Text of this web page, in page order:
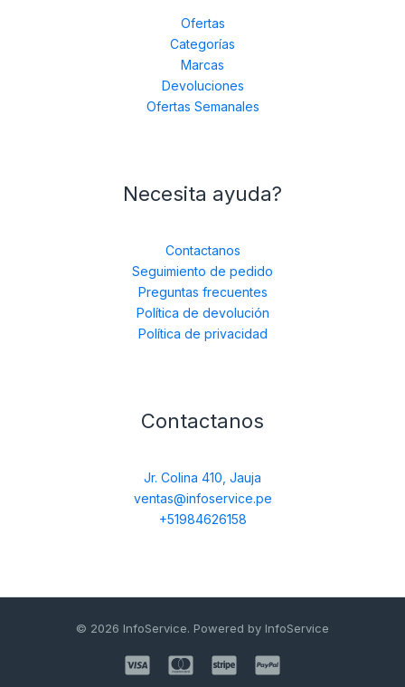
Ofertas
Categorías
Marcas
Devoluciones
Ofertas Semanales
Necesita ayuda?
Contactanos
Seguimiento de pedido
Preguntas frecuentes
Política de devolución
Política de privacidad
Contactanos
Jr. Colina 410, Jauja
ventas@infoservice.pe
+51984626158
© 2026 InfoService. Powered by InfoService